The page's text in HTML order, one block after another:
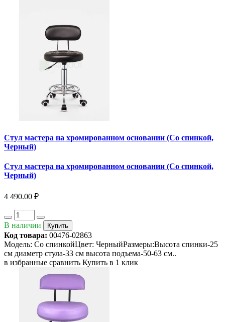
Стул мастера на хромированном основании (Со спинкой,
Черный)
Стул мастера на хромированном основании (Со спинкой,
Черный)
4 490.00 ₽
В наличии Купить
Код товара: 00476-02863
Модель: Со спинкойЦвет: ЧерныйРазмеры:Высота спинки-25
см диаметр стула-33 см высота подъема-50-63 см..
в избранные сравнить Купить в 1 клик